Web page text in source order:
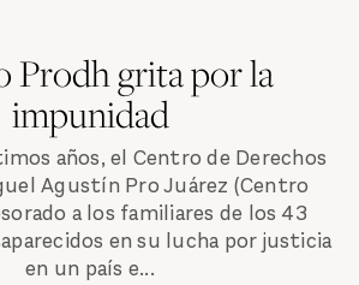
Prodh grita por la
impunidad
años, el Centro de Derechos
Agustín Pro Juárez (Centro
a los familiares de los 43
en su lucha por justicia
en un país e...